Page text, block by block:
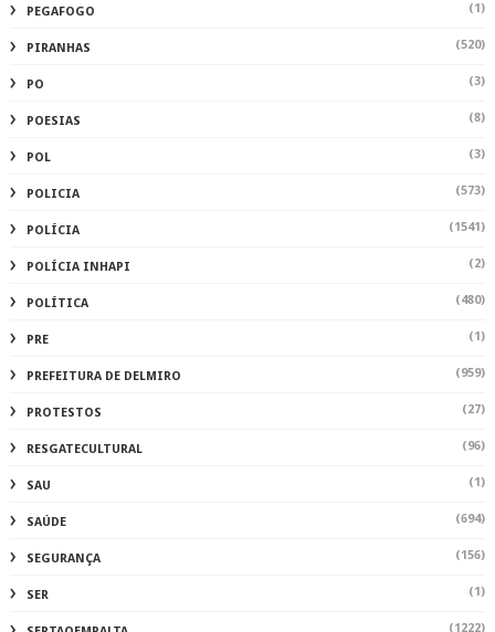
PEGAFOGO (1)
PIRANHAS (520)
PO (3)
POESIAS (8)
POL (3)
POLICIA (573)
POLÍCIA (1541)
POLÍCIA INHAPI (2)
POLÍTICA (480)
PRE (1)
PREFEITURA DE DELMIRO (959)
PROTESTOS (27)
RESGATECULTURAL (96)
SAU (1)
SAÚDE (694)
SEGURANÇA (156)
SER (1)
(1222)